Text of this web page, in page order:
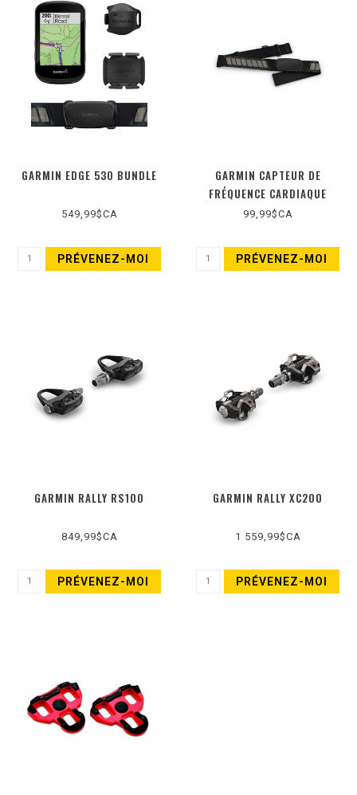
GARMIN EDGE 530 BUNDLE
549,99$CA
PRÉVENEZ-MOI
GARMIN CAPTEUR DE
FRÉQUENCE CARDIAQUE
99,99$CA
PRÉVENEZ-MOI
GARMIN RALLY RS100
849,99$CA
PRÉVENEZ-MOI
GARMIN RALLY XC200
1 559,99$CA
PRÉVENEZ-MOI